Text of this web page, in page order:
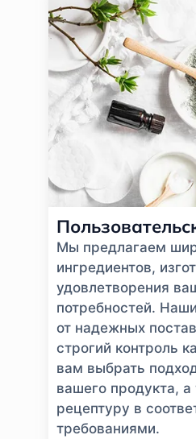
Мы предлагаем
ингредиентов,
удовлетворения
потребностей.
от надежных
строгий контроль
вам выбрать
вашего продукта,
рецептуру в
требованиями.